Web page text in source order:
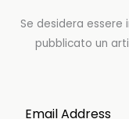
Se desidera
pubblicato un